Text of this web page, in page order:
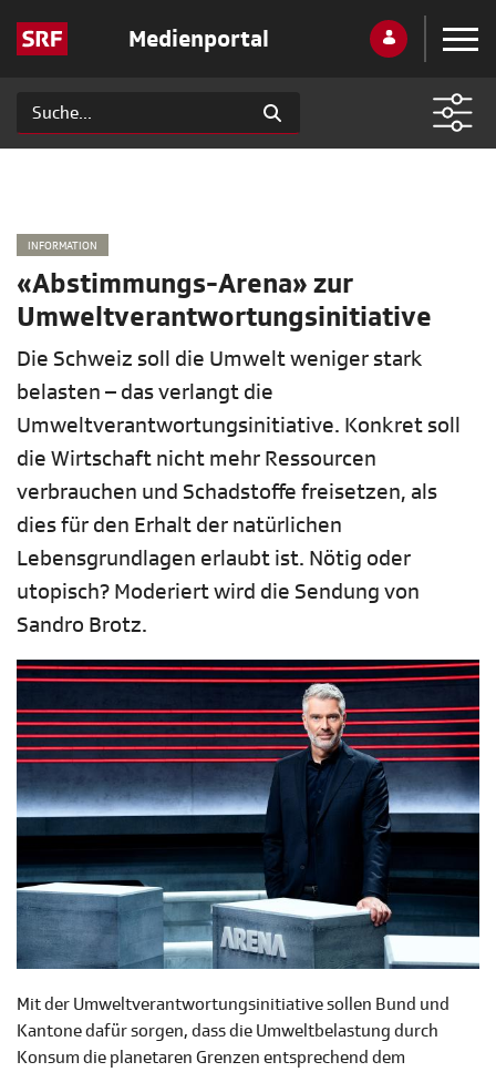
Medienportal
INFORMATION
«Abstimmungs-Arena» zur
Umweltverantwortungsinitiative
Die Schweiz soll die Umwelt weniger stark
belasten – das verlangt die
Umweltverantwortungsinitiative. Konkret soll
die Wirtschaft nicht mehr Ressourcen
verbrauchen und Schadstoffe freisetzen, als
dies für den Erhalt der natürlichen
Lebensgrundlagen erlaubt ist. Nötig oder
utopisch? Moderiert wird die Sendung von
Sandro Brotz.
Mit der Umweltverantwortungsinitiative sollen Bund und
Kantone dafür sorgen, dass die Umweltbelastung durch
Konsum die planetaren Grenzen entsprechend dem